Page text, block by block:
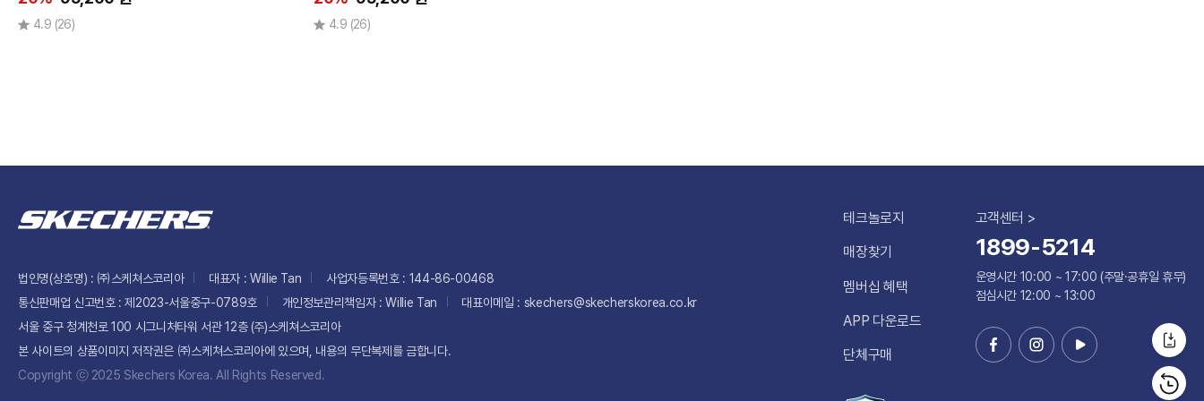
5~10
10~15
만원
슬
4.9 (26) 4.9 (26)
법인명(상호명) : ㈜스케쳐스코리아 대표자 : Willie Tan
사업자등록번호 : 144-86-00468
통신판매업 신고번호 : 제2023-서울중구-0789호
개인정보관리책임자 : Willie Tan
대표이메일 : skechers@skecherskorea.co.kr
서울 중구 청계천로 100 시그니처타워 서관 12층 (주)스케쳐스코리아
본 사이트의 상품이미지 저작권은 ㈜스케쳐스코리아에 있으며,
내용의 무단복제를 금합니다.
Copyright ⓒ 2025 Skechers Korea. All Rights Reserved.
테크놀로지
매장찾기
멤버십 혜택
APP 다운로드
단체구매
고객센터 >
1899-5214
운영시간 10:00 ~ 17:00 (주말·공휴일 휴무)
점심시간 12:00 ~ 13:00